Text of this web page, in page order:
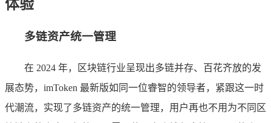
体验
多链资产统一管理
在 2024 年，区块链行业呈现出多链并存、百花齐放的发
展态势，imToken 最新版如同一位睿智的领导者，紧跟这一时
代潮流，实现了多链资产的统一管理，用户再也不用为不同区